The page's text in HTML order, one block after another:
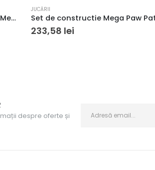
Joc de memorie Ravensburger Memory Toy Story 4 Disney Pixar
JUCĂRII
233,58 lei
despre oferte și